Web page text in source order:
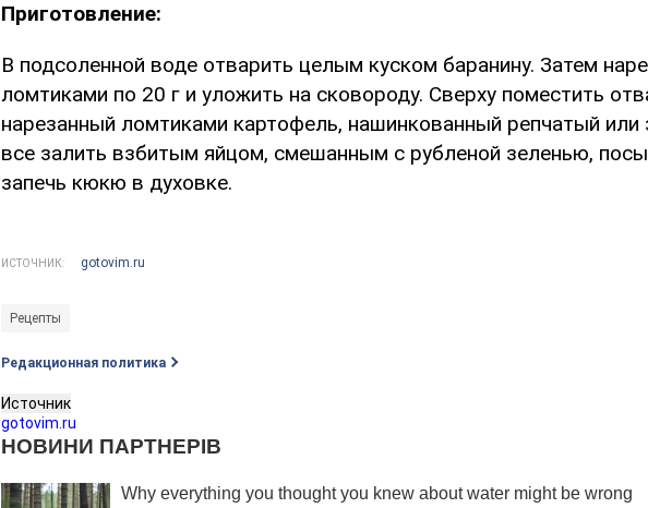
Приготовление:
В подсоленной воде отварить целым куском баранину. Затем
ломтиками по 20 г и уложить на сковороду. Сверху поместить
нарезанный ломтиками картофель, нашинкованный репчатый или
все залить взбитым яйцом, смешанным с рубленой зеленью,
запечь кюкю в духовке.
ИСТОЧНИК: gotovim.ru
Рецепты
Редакционная политика
Источник
gotovim.ru